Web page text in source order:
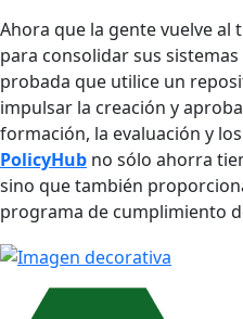
Ahora que la gente vuelve al
para consolidar sus
probada que utilice un
impulsar la creación y
formación, la evaluación y
PolicyHub no sólo ahorra
sino que también
programa de cumplimiento